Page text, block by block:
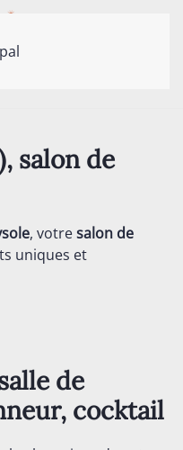
salon de
, votresalon de
uniques et
de
cocktail